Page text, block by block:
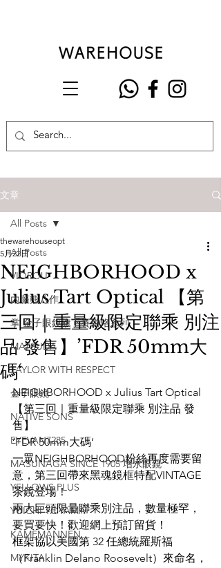
文章
All Posts
VIOROU
內藤熊八作
掌 金子眼鏡旗下賽璐珞系列
MATSUDA
TAYLOR WITH RESPECT
金子眼鏡
NATIVE SONS
EYEVAN7285
MASUNAGA SINCE 1905 增永眼鏡
YELLOWS PLUS
YUICHI TOYAMA
KAMEMANNEN
MYKITA
All Posts
NEIGHBORHOOD x
Julius Tart Optical 【第
三回｜重量級限定聯乘 別注
品 發售】’FDR 50mm大
碼‘
thewarehouseopt
5月22日
NEIGHBORHOOD x Julius Tart Optical
【第三回｜重量級限定聯乘 別注品 發
售】
’FDR 50mm大碼‘
一眾NEIGHBORHOOD粉絲再度需要留
意，第三回帶來黑魂鏡框特配VINTAGE
茶鏡登場！
兩大巨頭限量聯乘別注品，數量極罕，
要買要快！歡迎網上預訂留貨！
框架協以美國第 32 任總統羅斯福
（Franklin Delano Roosevelt）來命名，